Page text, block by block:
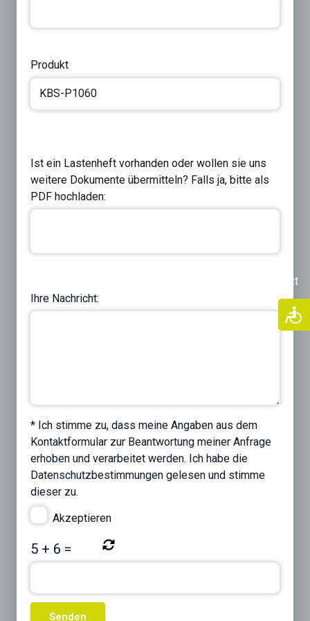
Produkt
Ist ein Lastenheft vorhanden oder wollen sie uns
weitere Dokumente übermitteln? Falls ja, bitte als
PDF hochladen:
Next
Ihre Nachricht:
* Ich stimme zu, dass meine Angaben aus dem
Kontaktformular zur Beantwortung meiner Anfrage
erhoben und verarbeitet werden. Ich habe die
Datenschutzbestimmungen gelesen und stimme
dieser zu.
Akzeptieren
5 + 6 =